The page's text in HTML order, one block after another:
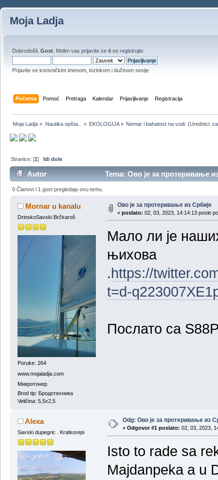
Moja Ladja
Dobrodošli, Gost . Molim vas prijavite se ili se registrujte
Prijavite se korisničkim imenom, lozinkom i dužinom sesije
Početna Pomoć Pretraga Kalendar Prijavljivanje Registracija
Moja Ladja » Nautika opšta... » EKOLOGIJA» Nemar i bahatost na vodi (Urednici:
Stranice: [1]Idi dole
Autor Tema: Ово је за протеривање
0 Članovi i 1 gost pregledaju ovu temu.
Mornar u kanalu
DrinskoSavski Brčkaroš
Poruke: 264
www.mojaladja.com
Микротонер
Brod tip: Бродотехника
Veličina: 5,5x2,5
Ово је за протеривање из Србије
« poslato: 02, 03, 2023, 14:14:13 posle
Мало ли је
њихова
.https://
t=d-
Послато са
Alexa
Savski dupegric . Kratkorepi
Odg: Ово је за протеривање из
« Odgovor #1 poslato: 02, 03, 2023,
Isto to rade sa
Majdanpeka a u